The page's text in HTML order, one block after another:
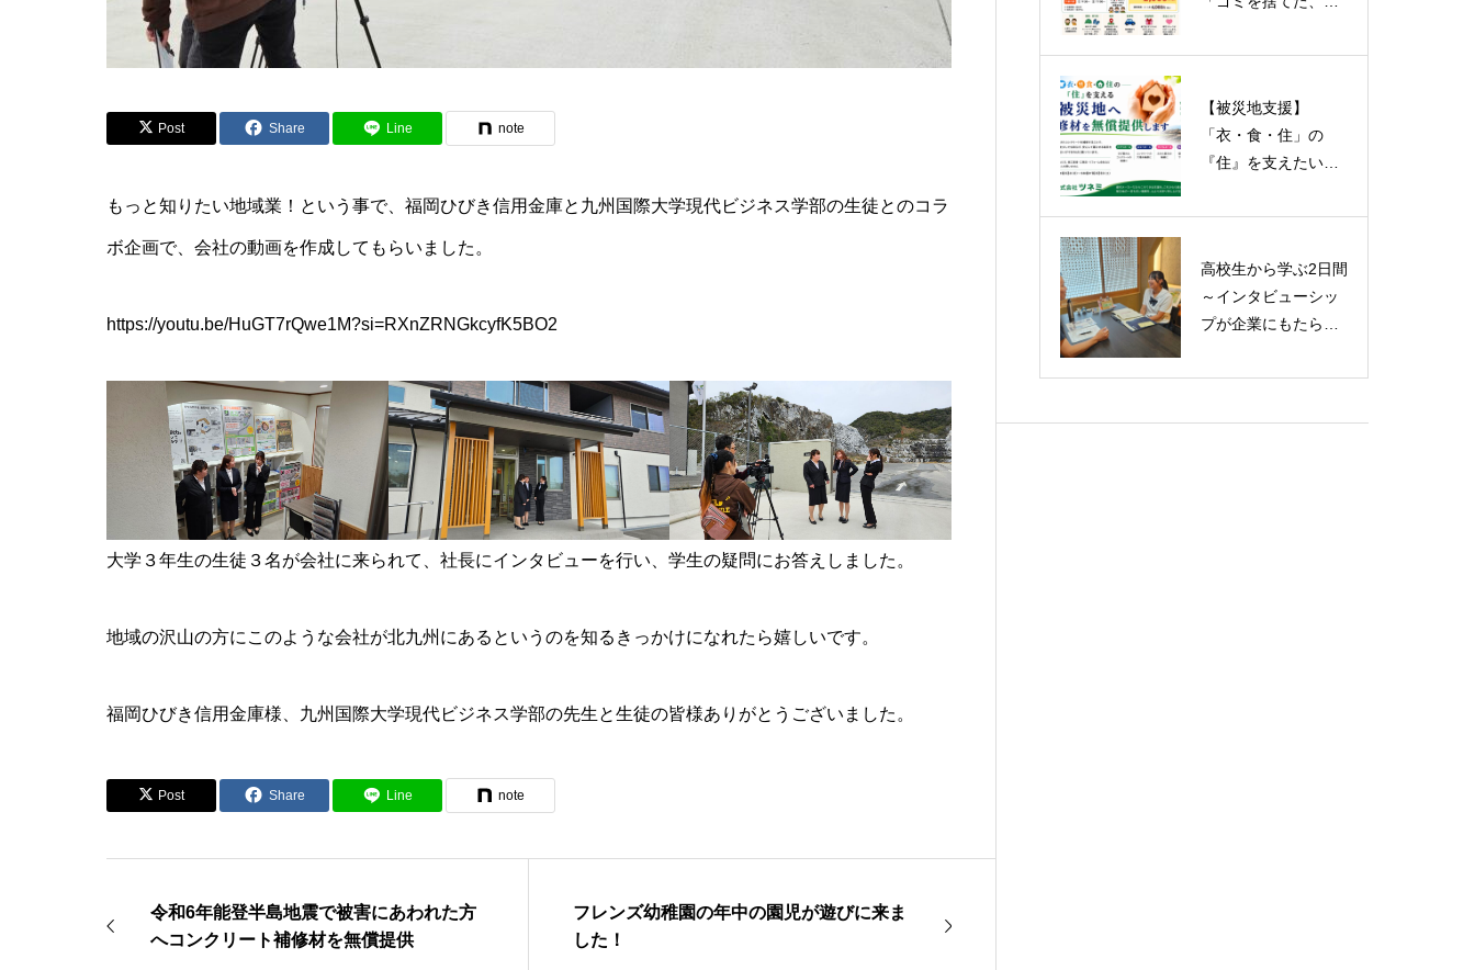
Post Share Line note
もっと知りたい地域業！という事で、福岡ひびき信用金庫と九州国際大学現代ビジネス学部の生徒とのコラ
ボ企画で、会社の動画を作成してもらいました。
https://youtu.be/HuGT7rQwe1M?si=RXnZRNGkcyfK5BO2
大学３年生の生徒３名が会社に来られて、社長にインタビューを行い、学生の疑問にお答えしました。
地域の沢山の方にこのような会社が北九州にあるというのを知るきっかけになれたら嬉しいです。
福岡ひびき信用金庫様、九州国際大学現代ビジネス学部の先生と生徒の皆様ありがとうございました。
Post Share Line note
令和6年能登半島地震で被害にあわれた方
へコンクリート補修材を無償提供
フレンズ幼稚園の年中の園児が遊びに来ま
した！
分場のお仕事体験！
【被災地支援】
「衣・食・住」の
『住』を支えたい。
を無償提供いたしま
高校生から学ぶ2日間
～インタビューシッ
プが企業にもたらす
を無償提供いたしま
ゆめみらいワーク北
九州2025年＆アウト
オブキッザニア出